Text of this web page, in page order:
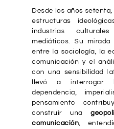
Desde los años
estructuras
industrias
mediáticos. Su
entre la sociología, la
comunicación y el
con una sensibilidad
llevó a interrogar
dependencia,
pensamiento
construir una
comunicación,